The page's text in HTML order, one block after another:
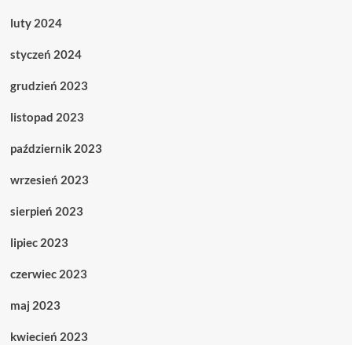
luty 2024
styczeń 2024
grudzień 2023
listopad 2023
październik 2023
wrzesień 2023
sierpień 2023
lipiec 2023
czerwiec 2023
maj 2023
kwiecień 2023